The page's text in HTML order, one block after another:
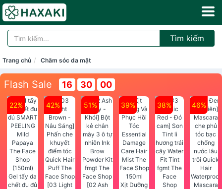
Tìm kiếm
Trang chủ Chăm sóc da mặt
Flash Sale 16 29 59
22%
Gel tẩy da
chết đu đủ
42%
[03 Light
51%
[02 Ash
39%
Xịt Dưỡng
38% 46%